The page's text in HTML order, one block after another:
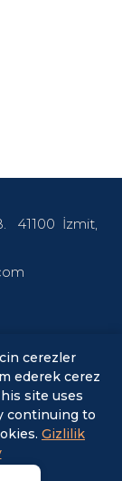
41100 İzmit,
için abone
cerezler
ederek cerez
site uses
continuing to
Gizlilik